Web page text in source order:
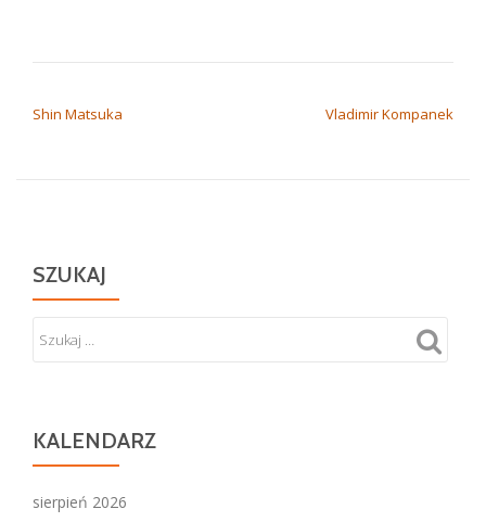
Shin Matsuka Vladimir Kompanek
SZUKAJ
KALENDARZ
sierpień 2026